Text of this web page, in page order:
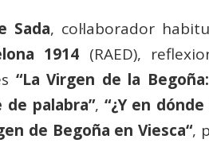
Sada, col·laborador
1914 (RAED),
“La Virgen de la
de palabra”, “¿Y en
de Begoña en Viesca“,